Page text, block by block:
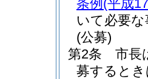
条例 (平成
いて必要
(公募)
第2条
市長
募すると